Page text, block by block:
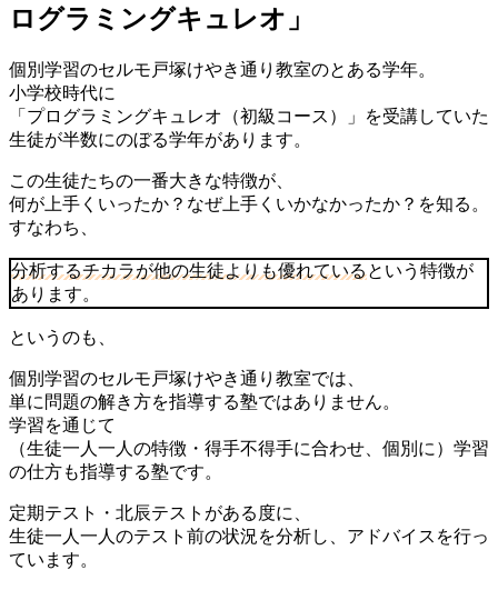
ログラミングキュレオ」
個別学習のセルモ戸塚けやき通り教室のとある学年。
小学校時代に
「プログラミングキュレオ（初級コース）」を受講していた
生徒が半数にのぼる学年があります。
この生徒たちの一番大きな特徴が、
何が上手くいったか？なぜ上手くいかなかったか？を知る。
すなわち、
分析するチカラが他の生徒よりも優れているという特徴が
あります。
というのも、
個別学習のセルモ戸塚けやき通り教室では、
単に問題の解き方を指導する塾ではありません。
学習を通じて
（生徒一人一人の特徴・得手不得手に合わせ、個別に）学習
の仕方も指導する塾です。
定期テスト・北辰テストがある度に、
生徒一人一人のテスト前の状況を分析し、アドバイスを行っ
ています。